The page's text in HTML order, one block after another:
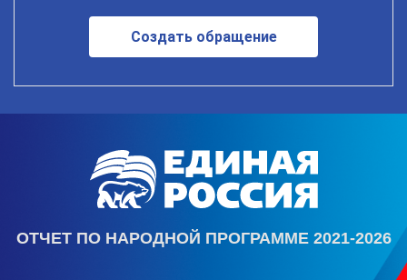
Создать обращение
ОТЧЕТ ПО НАРОДНОЙ ПРОГРАММЕ 2021-2026